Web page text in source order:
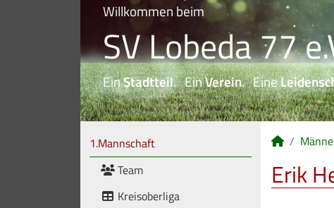
Willkommen beim
SV Lobeda 77
EinStadtteil. EinVerein. Eine
1.Mannschaft
Team
Kreisoberliga
Erik